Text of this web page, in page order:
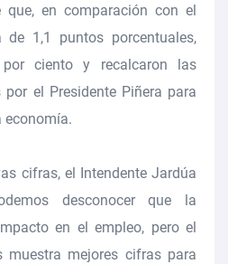
que, en comparación con el
1,1 puntos porcentuales,
ciento y recalcaron las
el Presidente Piñera para
economía.
cifras, el Intendente Jardúa
desconocer que la
en el empleo, pero el
muestra mejores cifras para